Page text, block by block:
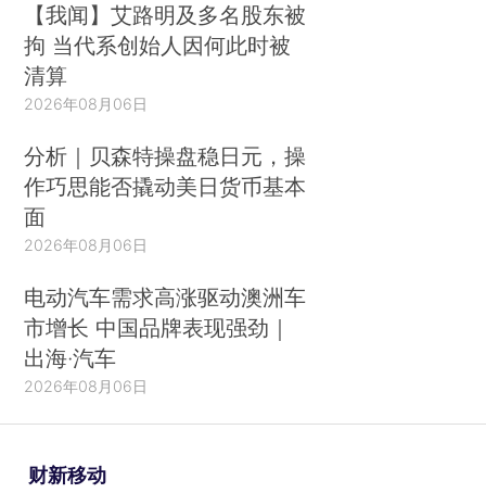
【我闻】艾路明及多名股东被
拘 当代系创始人因何此时被
清算
2026年08月06日
分析｜贝森特操盘稳日元，操
作巧思能否撬动美日货币基本
面
2026年08月06日
电动汽车需求高涨驱动澳洲车
市增长 中国品牌表现强劲｜
出海·汽车
2026年08月06日
财新移动